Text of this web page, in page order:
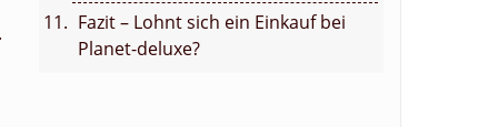
Fazit – Lohnt sich ein Einkauf bei
Planet-deluxe?